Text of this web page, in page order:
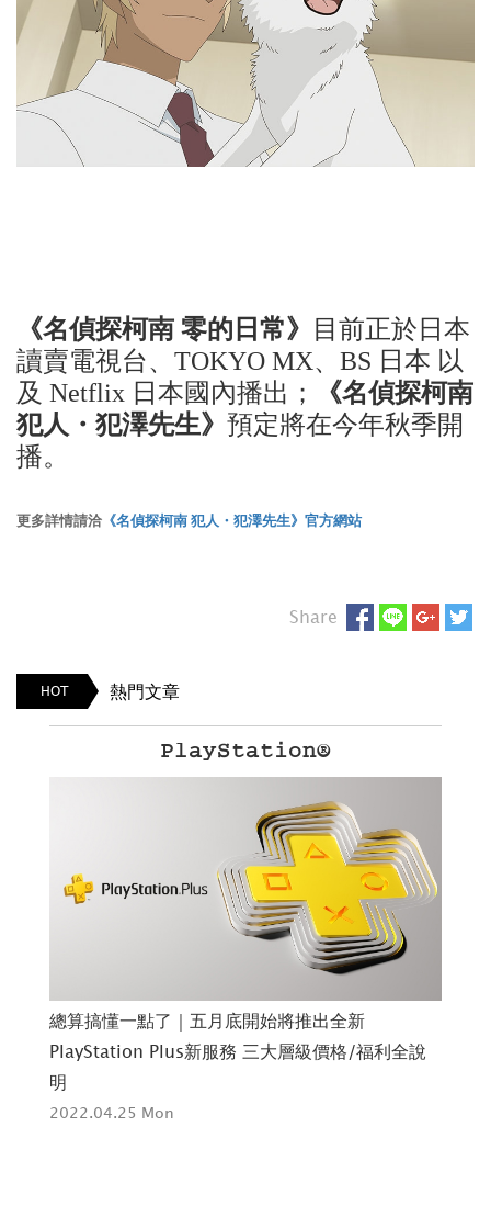
《名偵探柯南 零的日常》
目前正於日本
讀賣電視台、TOKYO MX、BS 日本 以
及 Netflix 日本國內播出；
《名偵探柯南
犯人・犯澤先生》 預定將在今年秋季開
播。
更多詳情請洽 《名偵探柯南 犯人・犯澤先生》官方網站
Share
HOT 熱門文章
PlayStation®
點了｜五月底開始將推出全新
Plus新服務 三大層級價格/福利全說
長崎縣 對馬市｜介
的「對馬博物館」